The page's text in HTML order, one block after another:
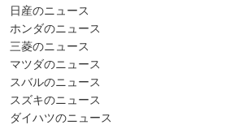
日産のニュース
ホンダのニュース
三菱のニュース
マツダのニュース
スバルのニュース
スズキのニュース
ダイハツのニュース